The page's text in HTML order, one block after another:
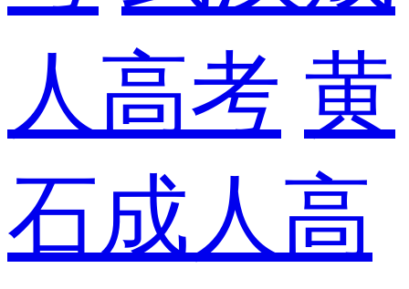
人高考 黄
石成人高